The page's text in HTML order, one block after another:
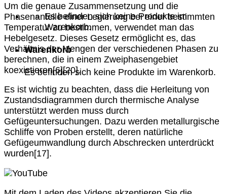
Es befinden sich keine Produkte im
Warenkorb.
Warenkorb
Es befinden sich keine Produkte im Warenkorb.
Um die genaue Zusammensetzung und die
Phasenanteile einer Legierung bei einer bestimmten
Temperatur zu bestimmen, verwendet man das
Hebelgesetz. Dieses Gesetz ermöglicht es, das
Verhältnis der Mengen der verschiedenen Phasen zu
berechnen, die in einem Zweiphasengebiet
koexistieren[6][20].
Es ist wichtig zu beachten, dass die Herleitung von
Zustandsdiagrammen durch thermische Analyse
unterstützt werden muss durch
Gefügeuntersuchungen. Dazu werden metallurgische
Schliffe von Proben erstellt, deren natürliche
Gefügeumwandlung durch Abschrecken unterdrückt
wurden[17].